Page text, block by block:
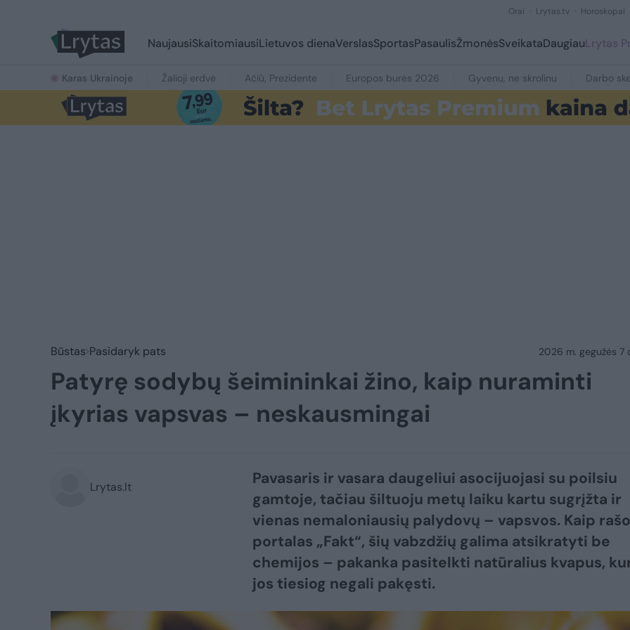
Orai Lrytas.tv Horoskopai
NaujausiSkaitomiausiLietuvos dienaVerslasSportasPasaulisŽmonėsSveikataDaugiauLrytas
Karas Ukrainoje Žalioji erdvė Ačiū, Prezidente Europos burės 2026 Gyvenu, ne skrolinu Darbo
Būstas Pasidaryk pats 2026 m. gegužės 7
Patyrę sodybų šeimininkai žino, kaip nuraminti
įkyrias vapsvas – neskausmingai
Lrytas.lt
Pavasaris ir vasara daugeliui asocijuojasi su poilsiu
gamtoje, tačiau šiltuoju metų laiku kartu sugrįžta ir
vienas nemaloniausių palydovų – vapsvos. Kaip rašo
portalas „Fakt“, šių vabzdžių galima atsikratyti be
chemijos – pakanka pasitelkti natūralius kvapus,
jos tiesiog negali pakęsti.